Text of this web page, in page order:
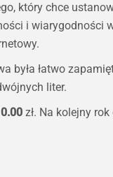
który chce
i wiarygodności
łatwo
liter.
0.00zł. Na kolejny